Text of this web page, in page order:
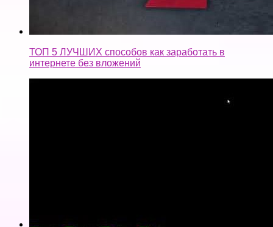
ТОП 5 ЛУЧШИХ способов как заработать в
интернете без вложений